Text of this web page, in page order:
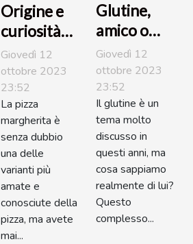
Origine e
curiosità
della pizza
margherita
Giovedì 12
ottobre 2023
23:52
La pizza
margherita è
senza dubbio
una delle
varianti più
amate e
conosciute della
pizza, ma avete
mai...
Glutine,
amico o
nemico
della
nostra
salute?
Giovedì 12
ottobre 2023
23:52
Il glutine è un
tema molto
discusso in
questi anni, ma
cosa sappiamo
realmente di lui?
Questo
complesso...